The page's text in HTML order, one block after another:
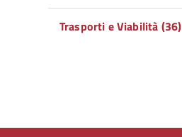
Trasporti e Viabilità (36)